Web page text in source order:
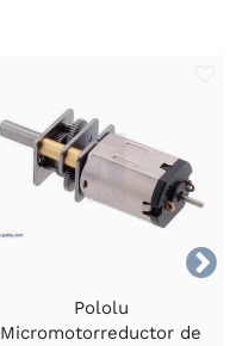

Pololu
Micromotorreductor de